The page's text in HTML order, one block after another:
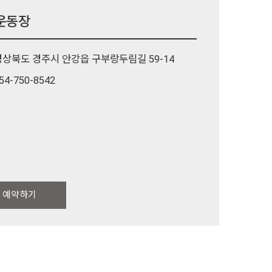
동장
상북도 경주시 안강읍 구부랑두림길 59-14
750-8542
예약하기